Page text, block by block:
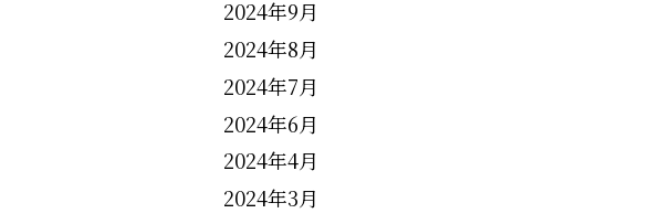
2024年9月
2024年8月
2024年7月
2024年6月
2024年4月
2024年3月